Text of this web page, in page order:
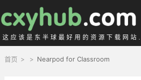
这应该是东半球最好用的资源下载网
首页 > > Nearpod for Classroom